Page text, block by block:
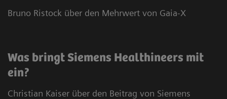
Bruno Ristock über den Mehrwert von Gaia-X
Was bringt Siemens Healthineers mit
ein?
Christian Kaiser über den Beitrag von Siemens